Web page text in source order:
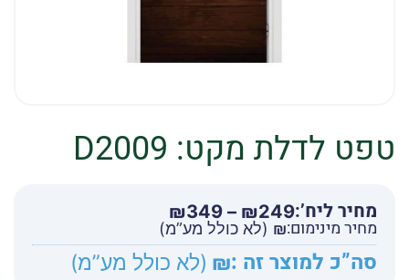
טפט לדלת מקט: D2009
מחיר ליח’: ₪249
–
₪349
מחירים:
עד
מחיר מינימום:₪ (לא כולל מע”מ)
סה”כ למוצר זה :₪ (לא כולל מע”מ)